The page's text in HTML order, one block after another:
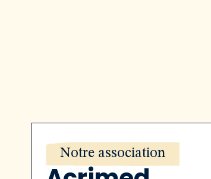
Notre association